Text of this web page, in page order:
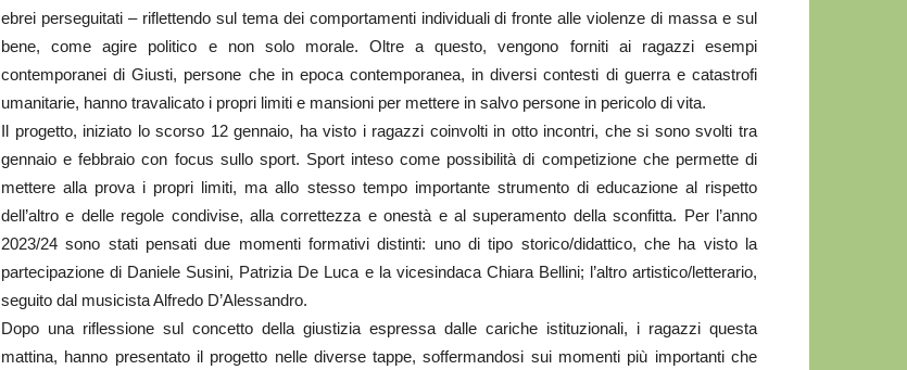
ebrei perseguitati – riflettendo sul tema dei comportamenti individuali di fronte alle violenze di massa e sul
bene, come agire politico e non solo morale. Oltre a questo, vengono forniti ai ragazzi esempi
contemporanei di Giusti, persone che in epoca contemporanea, in diversi contesti di guerra e catastrofi
umanitarie, hanno travalicato i propri limiti e mansioni per mettere in salvo persone in pericolo di vita.
Il progetto, iniziato lo scorso 12 gennaio, ha visto i ragazzi coinvolti in otto incontri, che si sono svolti tra
gennaio e febbraio con focus sullo sport. Sport inteso come possibilità di competizione che permette di
mettere alla prova i propri limiti, ma allo stesso tempo importante strumento di educazione al rispetto
dell’altro e delle regole condivise, alla correttezza e onestà e al superamento della sconfitta. Per l’anno
2023/24 sono stati pensati due momenti formativi distinti: uno di tipo storico/didattico, che ha visto la
partecipazione di Daniele Susini, Patrizia De Luca e la vicesindaca Chiara Bellini; l’altro artistico/letterario,
seguito dal musicista Alfredo D’Alessandro.
Dopo una riflessione sul concetto della giustizia espressa dalle cariche istituzionali, i ragazzi questa
mattina, hanno presentato il progetto nelle diverse tappe, soffermandosi sui momenti più importanti che